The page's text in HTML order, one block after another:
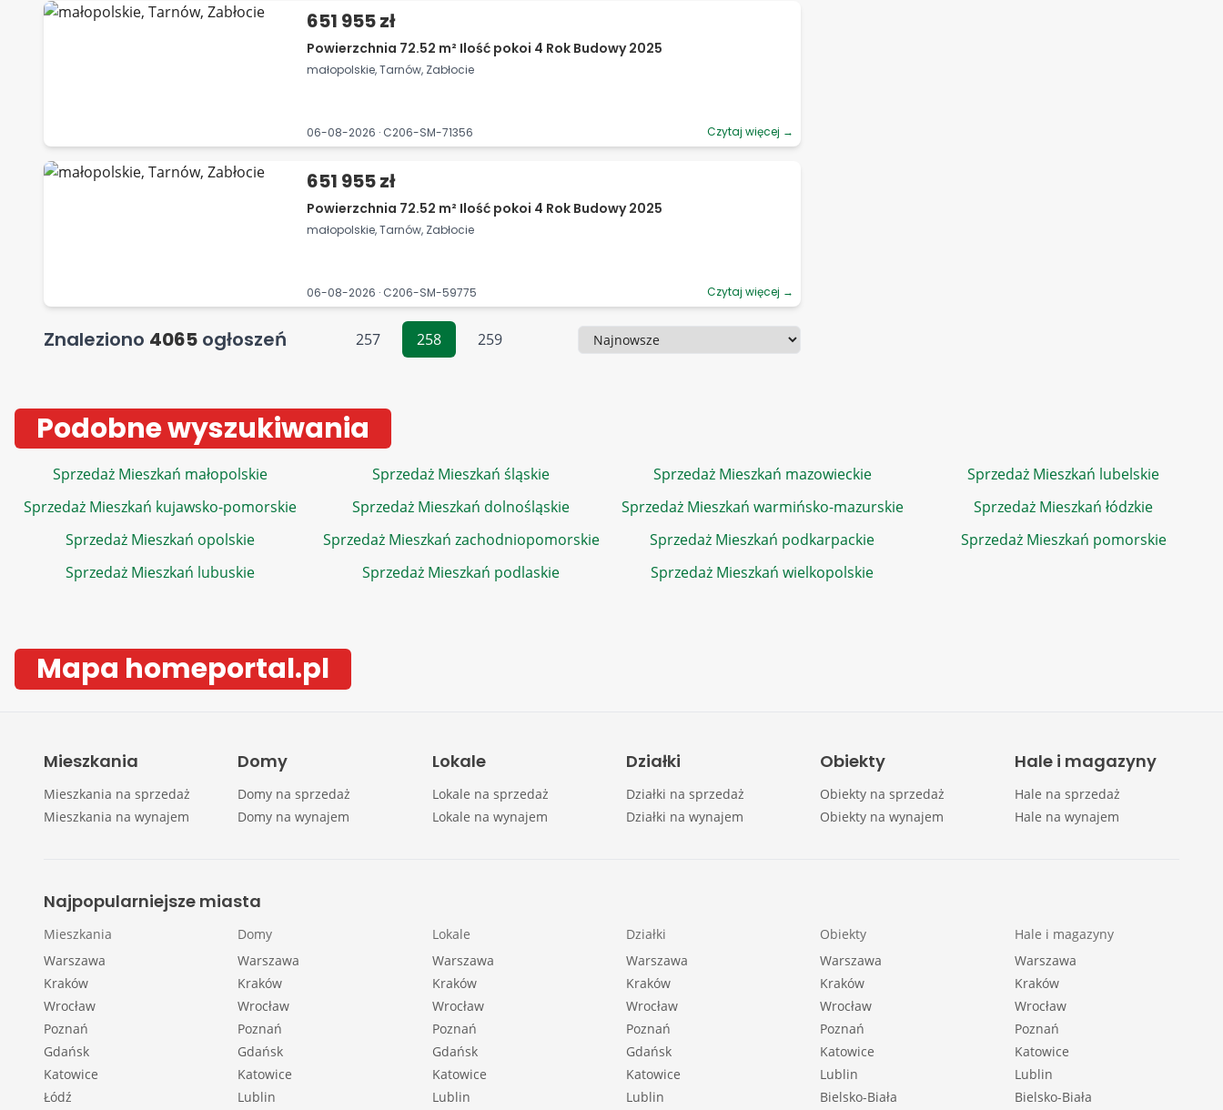
651 955 zł
Powierzchnia 72.52 m² Ilość pokoi 4 Rok Budowy 2025
małopolskie, Tarnów, Zabłocie
06-08-2026 · C206-SM-71356 Czytaj więcej →
651 955 zł
Powierzchnia 72.52 m² Ilość pokoi 4 Rok Budowy 2025
małopolskie, Tarnów, Zabłocie
06-08-2026 · C206-SM-59775 Czytaj więcej →
Znaleziono 4065 ogłoszeń 257 258 259 Sortowanie
Podobne wyszukiwania
Sprzedaż Mieszkań małopolskie Sprzedaż Mieszkań śląskie Sprzedaż Mieszkań mazowieckie
Sprzedaż Mieszkań lubelskie
Sprzedaż Mieszkań kujawsko-pomorskie
Sprzedaż Mieszkań dolnośląskie Sprzedaż Mieszkań warmińsko-mazurskie
Sprzedaż Mieszkań łódzkie
Sprzedaż Mieszkań opolskie
Sprzedaż Mieszkań zachodniopomorskie Sprzedaż Mieszkań podkarpackie
Sprzedaż Mieszkań pomorskie
Sprzedaż Mieszkań lubuskie
Sprzedaż Mieszkań podlaskie Sprzedaż Mieszkań wielkopolskie
Mapa homeportal.pl
Mieszkania
Mieszkania na sprzedaż
Mieszkania na wynajem
Domy
Domy na sprzedaż
Domy na wynajem
Lokale
Lokale na sprzedaż
Lokale na wynajem
Działki
Działki na sprzedaż
Działki na wynajem
Obiekty
Obiekty na sprzedaż
Obiekty na wynajem
Hale i magazyny
Hale na sprzedaż
Hale na wynajem
Najpopularniejsze miasta
Mieszkania
Warszawa
Kraków
Wrocław
Poznań
Gdańsk
Katowice
Łódź
Domy
Warszawa
Kraków
Wrocław
Poznań
Gdańsk
Katowice
Lublin
Lokale
Warszawa
Kraków
Wrocław
Poznań
Gdańsk
Katowice
Lublin
Działki
Warszawa
Kraków
Wrocław
Poznań
Gdańsk
Katowice
Lublin
Obiekty
Warszawa
Kraków
Wrocław
Poznań
Katowice
Lublin
Bielsko-Biała
Hale i magazyny
Warszawa
Kraków
Wrocław
Poznań
Katowice
Lublin
Bielsko-Biała